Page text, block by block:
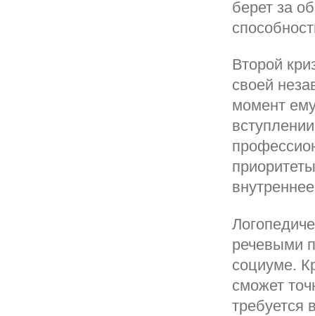
берет за
Второй
своей
момент
речевыми
социуме.
сможет
требуется